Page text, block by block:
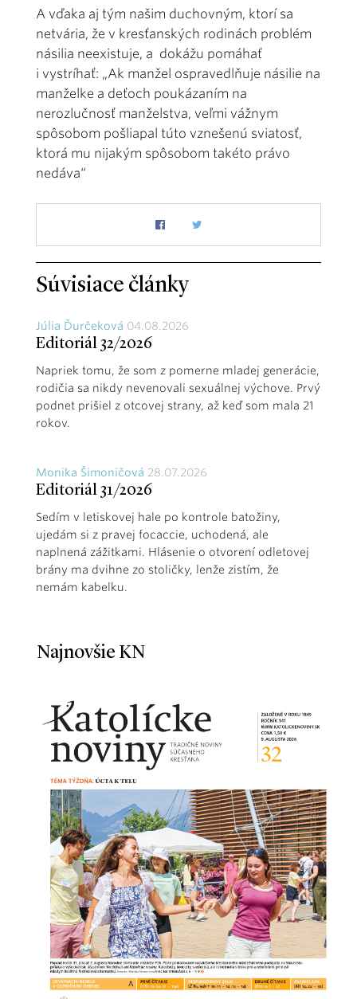
A vďaka aj tým našim duchovným, ktorí sa
netvária, že v kresťanských rodinách problém
násilia neexistuje, a dokážu pomáhať
i vystríhať: „Ak manžel ospravedlňuje násilie na
manželke a deťoch poukázaním na
nerozlučnosť manželstva, veľmi vážnym
spôsobom pošliapal túto vznešenú sviatosť,
ktorá mu nijakým spôsobom takéto právo
nedáva“
Súvisiace články
Júlia Ďurčeková 04.08.2026
Editoriál 32/2026
Napriek tomu, že som z pomerne mladej generácie,
rodičia sa nikdy nevenovali sexuálnej výchove. Prvý
podnet prišiel z otcovej strany, až keď som mala 21
rokov.
Monika Šimoničová 28.07.2026
Editoriál 31/2026
Sedím v letiskovej hale po kontrole batožiny,
ujedám si z pravej focaccie, uchodená, ale
naplnená zážitkami. Hlásenie o otvorení odletovej
brány ma dvihne zo stoličky, lenže zistím, že
nemám kabelku.
Najnovšie KN